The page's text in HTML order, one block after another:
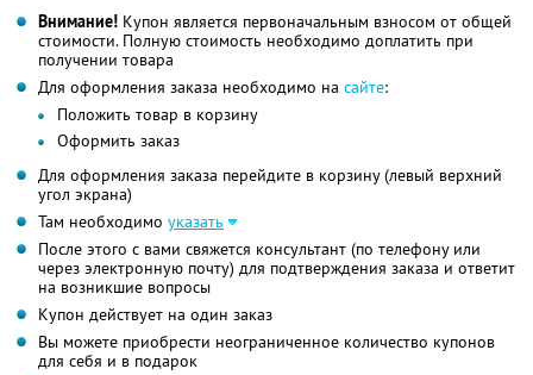
Внимание! Купон является первоначальным взносом от общей
стоимости. Полную стоимость необходимо доплатить при
получении товара
Для оформления заказа необходимо на сайте:
Положить товар в корзину
Оформить заказ
Для оформления заказа перейдите в корзину (левый верхний
угол экрана)
Там необходимо указать
После этого с вами свяжется консультант (по телефону или
через электронную почту) для подтверждения заказа и ответит
на возникшие вопросы
Купон действует на один заказ
Вы можете приобрести неограниченное количество купонов
для себя и в подарок